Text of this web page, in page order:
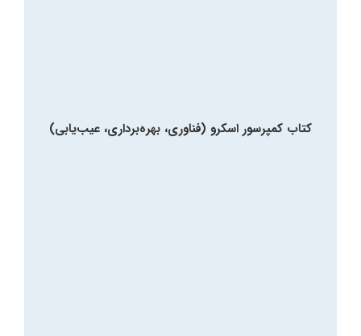
کتاب کمپرسور اسکرو (فناوری، بهره‌برداری، عیب‌یابی)